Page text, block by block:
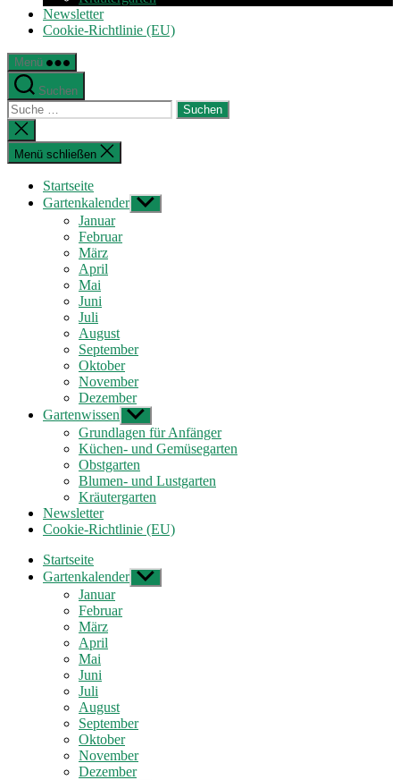
Newsletter
Cookie-Richtlinie (EU)
Menü
Suchen
Suche
nach:
Suche
schließen
Menü schließen
Startseite
Gartenkalender Untermenü
anzeigen
Januar
Februar
März
April
Mai
Juni
Juli
August
September
Oktober
November
Dezember
Gartenwissen Untermenü
anzeigen
Grundlagen für Anfänger
Küchen- und Gemüsegarten
Obstgarten
Blumen- und Lustgarten
Kräutergarten
Newsletter
Cookie-Richtlinie (EU)
Startseite
Gartenkalender Untermenü
anzeigen
Januar
Februar
März
April
Mai
Juni
Juli
August
September
Oktober
November
Dezember